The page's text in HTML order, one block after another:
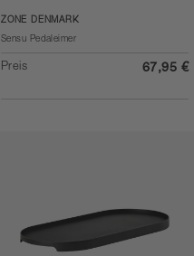
BlackWhiteTaupeSand
ZONE DENMARK
Sensu Pedaleimer
Preis 67,95 €